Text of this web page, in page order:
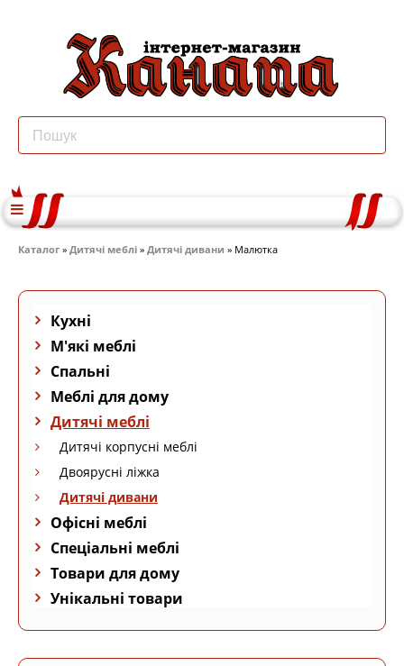
Каталог » Дитячі меблі » Дитячі дивани » Малютка
Кухні
М'які меблі
Спальні
Меблі для дому
Дитячі меблі
Дитячі корпусні меблі
Двоярусні ліжка
Дитячі дивани
Офісні меблі
Спеціальні меблі
Товари для дому
Унікальні товари